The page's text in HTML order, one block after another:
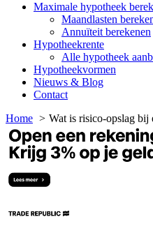
Maximale hypotheek
Maandlasten
Annuïteit berekenen
Hypotheekrente
Alle hypotheek
Hypotheekvormen
Nieuws & Blog
Contact
Home
Wat is risico-opslag bij